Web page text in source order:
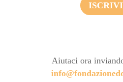
Aiutaci ora